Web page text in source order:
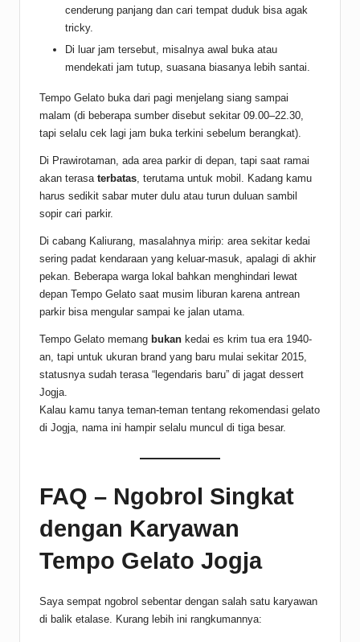
cenderung panjang dan cari tempat duduk bisa agak
tricky.
Di luar jam tersebut, misalnya awal buka atau
mendekati jam tutup, suasana biasanya lebih santai.
Tempo Gelato buka dari pagi menjelang siang sampai
malam (di beberapa sumber disebut sekitar 09.00–22.30,
tapi selalu cek lagi jam buka terkini sebelum berangkat).
Di Prawirotaman, ada area parkir di depan, tapi saat ramai
akan terasa terbatas, terutama untuk mobil. Kadang kamu
harus sedikit sabar muter dulu atau turun duluan sambil
sopir cari parkir.
Di cabang Kaliurang, masalahnya mirip: area sekitar kedai
sering padat kendaraan yang keluar-masuk, apalagi di akhir
pekan. Beberapa warga lokal bahkan menghindari lewat
depan Tempo Gelato saat musim liburan karena antrean
parkir bisa mengular sampai ke jalan utama.
Tempo Gelato memang bukan kedai es krim tua era 1940-
an, tapi untuk ukuran brand yang baru mulai sekitar 2015,
statusnya sudah terasa “legendaris baru” di jagat dessert
Jogja.
Kalau kamu tanya teman-teman tentang rekomendasi gelato
di Jogja, nama ini hampir selalu muncul di tiga besar.
FAQ – Ngobrol Singkat
dengan Karyawan
Tempo Gelato Jogja
Saya sempat ngobrol sebentar dengan salah satu karyawan
di balik etalase. Kurang lebih ini rangkumannya: